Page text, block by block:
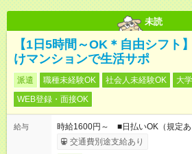
未読
【1日5時間～OK＊自由シフト
けマンションで生活サポ
派遣 職種未経験OK 社会人未経験OK 大
WEB登録・面接OK
給与
時給1600円～ ■日払いOK（規定
交通費別途支給あり